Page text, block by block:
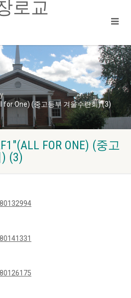
for One) (중고등부 겨울수련회) (3)
FOR ONE) (중고
(3)